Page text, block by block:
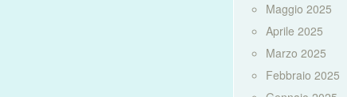
Maggio 2025
Aprile 2025
Marzo 2025
Febbraio 2025